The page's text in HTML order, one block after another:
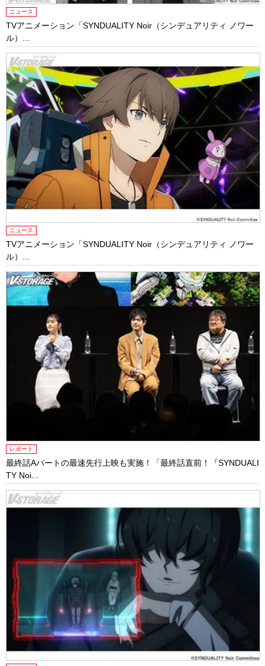
ニュース
TVアニメーション「SYNDUALITY Noir（シンデュアリティ ノワー
ル）...
ニュース
TVアニメーション「SYNDUALITY Noir（シンデュアリティ ノワー
ル）...
レポート
最終話Aパートの最速先行上映も実施！「最終話直前！『SYNDUALI
TY Noi...